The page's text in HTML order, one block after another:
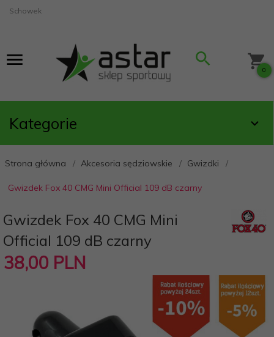
Schowek
0
Kategorie
Strona główna Akcesoria sędziowskie Gwizdki
Gwizdek Fox 40 CMG Mini Official 109 dB czarny
Gwizdek Fox 40 CMG Mini
Official 109 dB czarny
38,00 PLN